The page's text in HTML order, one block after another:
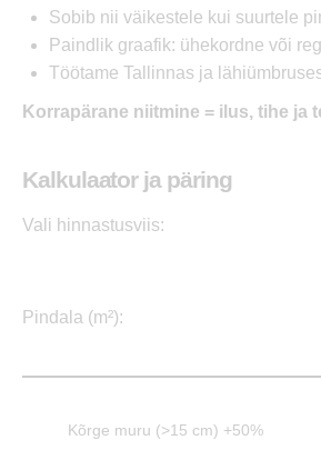
Sobib nii väikestele kui suurtele
Paindlik graafik: ühekordne või
Töötame Tallinnas ja
Korrapärane niitmine = ilus, tihe ja
Kalkulaator ja päring
Vali hinnastusviis:
Pindala (m²):
Kõrge muru (>15 cm) +50%